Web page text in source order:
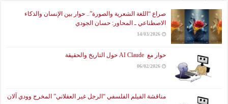
صراع “اللغة الشعرية والصورة”.. حوار بين الإنسان والذكاء
الاصطناعي ـ المحاور: حسان الجودي
14/03/2026
حوار مع AI Claude حول التاريخ والحقيقة
06/02/2026
مناقشة الفيلم الفلسفي “الرجل غير العقلاني” المخرج وودي آلان